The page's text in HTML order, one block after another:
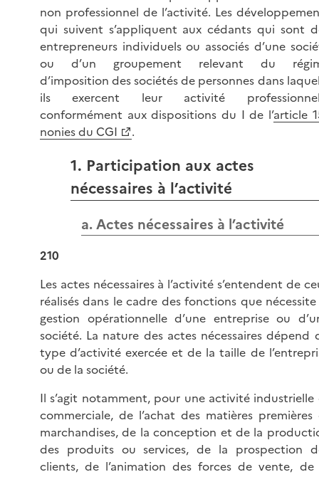
non professionnel de l’activité. Les
qui suivent s’appliquent aux cédants qui sont
entrepreneurs individuels ou associés d’une
ou d’un groupement relevant du
d’imposition des sociétés de personnes dans
ils exercent leur activité
conformément aux dispositions du I de l’article
nonies du CGI
.
1. Participation aux actes
nécessaires à l’activité
a. Actes nécessaires à l’activité
210
Les actes nécessaires à l’activité s’entendent de
réalisés dans le cadre des fonctions que
gestion opérationnelle d’une entreprise ou
société. La nature des actes nécessaires dépend
type d’activité exercée et de la taille de
ou de la société.
Il s’agit notamment, pour une activité industrielle
commerciale, de l’achat des matières premières
marchandises, de la conception et de la
des produits ou services, de la prospection
clients, de l’animation des forces de vente, de